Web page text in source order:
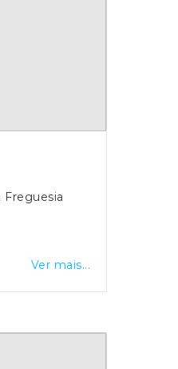
Freguesia
Ver mais...